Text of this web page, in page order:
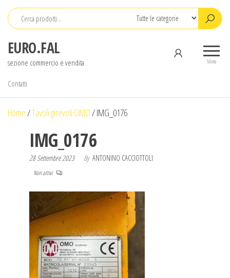
Salta
contenuto
EURO.FAL
sezione commercio e vendita Menu
Contatti
Home/Tavoli girevoli OMO/IMG_0176
IMG_0176
28 Settembre 2023 By ANTONINO CACCIOTTOLI
Non attivi